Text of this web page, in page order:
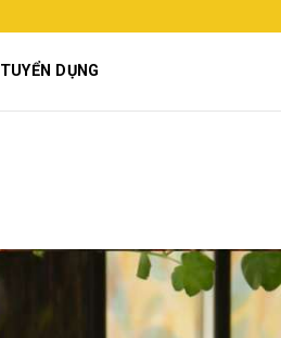
TUYỂN DỤNG